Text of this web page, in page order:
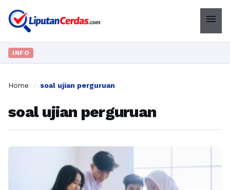
menu
INFO
Home / soal ujian perguruan
soal ujian perguruan